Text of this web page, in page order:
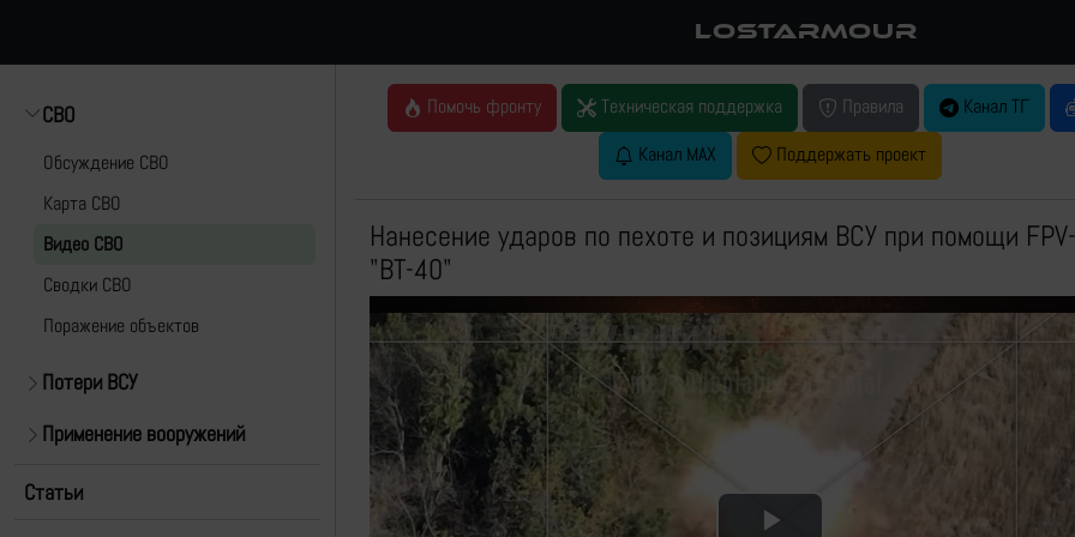
LOSTARMOUR
СВО
Обсуждение СВО
Карта СВО
Видео СВО
Cводки СВО
Поражение объектов
Потери ВСУ
Применение вооружений
Статьи
Помочь фронту Техническая поддержка Правила
Канал ТГ
Канал MAX
Поддержать проект
Нанесение ударов по пехоте и позициям ВСУ при помощи
"ВТ-40"